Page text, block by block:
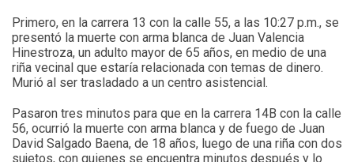
Primero, en la carrera 13 con la calle 55, a las 10:27 p.m., se
presentó la muerte con arma blanca de Juan Valencia
Hinestroza, un adulto mayor de 65 años, en medio de una
riña vecinal que estaría relacionada con temas de dinero.
Murió al ser trasladado a un centro asistencial.
Pasaron tres minutos para que en la carrera 14B con la calle
56, ocurrió la muerte con arma blanca y de fuego de Juan
David Salgado Baena, de 18 años, luego de una riña con dos
sujetos, con quienes se encuentra minutos después y lo